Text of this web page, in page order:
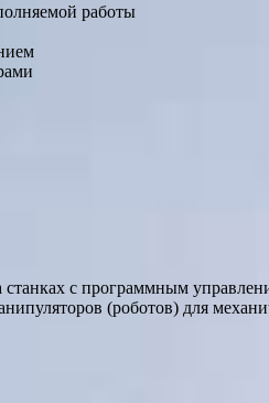
работы
станках с программным
(роботов) для